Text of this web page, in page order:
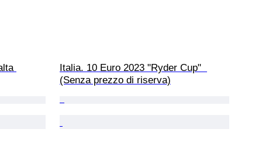
Italia. 10 Euro 2023 "Ryder Cup"
(Senza prezzo di riserva)